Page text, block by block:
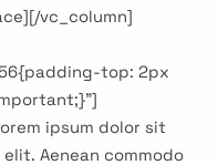
vc_column]
top: 2px
ipsum dolor sit
Aenean commodo